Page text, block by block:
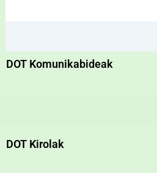
DOT Komunikabideak
DOT Kirolak